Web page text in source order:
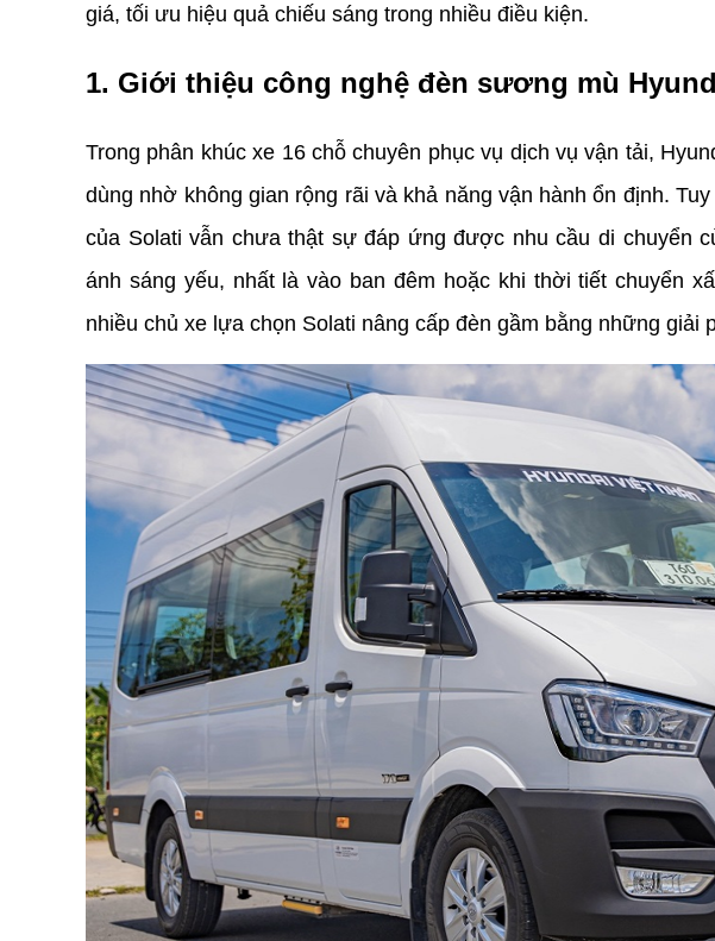
giá, tối ưu hiệu quả chiếu sáng trong nhiều điều kiện.
1. Giới thiệu công nghệ đèn sương mù
Trong phân khúc xe 16 chỗ chuyên phục vụ dịch vụ vận tải,
dùng nhờ không gian rộng rãi và khả năng vận hành ổn định.
của Solati vẫn chưa thật sự đáp ứng được nhu cầu di chuyển
ánh sáng yếu, nhất là vào ban đêm hoặc khi thời tiết chuyển
nhiều chủ xe lựa chọn Solati nâng cấp đèn gầm bằng những giải